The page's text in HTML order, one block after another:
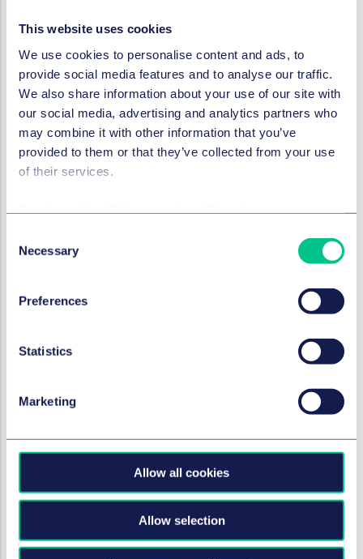
This website uses cookies
We use cookies to personalise content and ads, to
provide social media features and to analyse our traffic.
We also share information about your use of our site with
our social media, advertising and analytics partners who
may combine it with other information that you’ve
provided to them or that they’ve collected from your use
of their services.
Selection
Necessary
Preferences
Statistics
Marketing
Allow all cookies
Allow selection
zudem einer Konformitätsbewertung unterzogen
KI mit geringem Risiko: Bei KI-Systemen mit
geringem Risiko bestehen
Transparenzverpflichtungen. KI-Systeme müssen
grundsätzlich so konzipiert sein, dass natürliche
Personen darüber informiert werden, dass sie mit
KI mit minimalem Risiko: Für KI-Systeme mit
keine zusätzlichen regulatorischen Vorgaben vor.
Wen betreffen die Vorgaben?
Regulierungsrahmens ist ebenfalls sehr weit.
die Betreiber der KI-Systeme. Betreiber ist jeder, der ein
KI-System entwickelt oder entwickeln lässt, um es unter
unentgeltlich in der EU in Verkehr zu bringen oder in
Betrieb zu nehmen. Adressaten können damit auch
Anbieter außerhalb der EU sein, wenn ihre KI-Systeme
in der EU genutzt werden. Neben den Adressaten
Nutzer von KI-Systemen mit hohem Risiko. Ein Beispiel